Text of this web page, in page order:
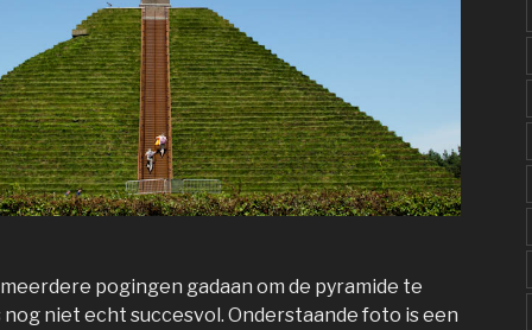
pogingen gadaan om de pyramide te
niet echt succesvol. Onderstaande foto is een